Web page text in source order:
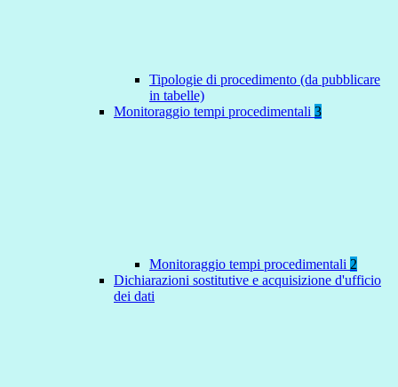
Tipologie di procedimento (da pubblicare
in tabelle)
Monitoraggio tempi procedimentali 3
Monitoraggio tempi procedimentali 2
Dichiarazioni sostitutive e acquisizione d'ufficio
dei dati